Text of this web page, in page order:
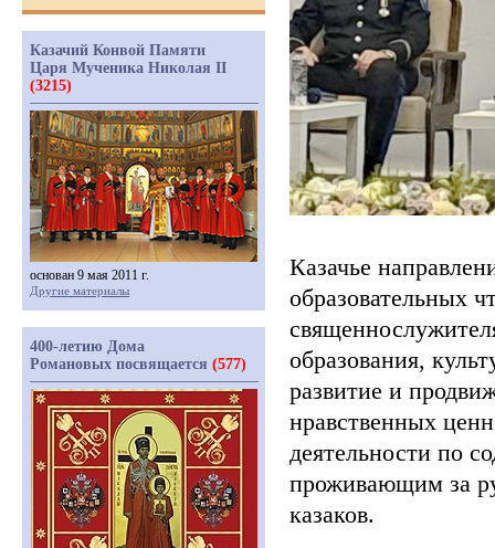
Казачье
образовательных
образования,
развитие и
нравственных
деятельности по
проживающим за
казаков.
Казачий Конвой Памяти
Царя Мученика Николая II
(3215)
основан 9 мая 2011 г.
Другие материалы
400-летию Дома
Романовых посвящается (577)